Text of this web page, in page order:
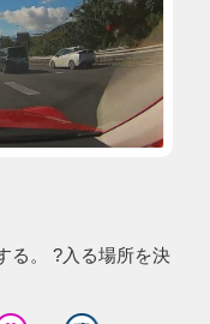
る。 ?入る場所を決